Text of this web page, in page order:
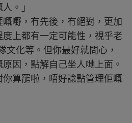
。」
嘢，冇先後，冇絕對，更加
上都有一定可能性，視乎老
文化等。但你最好就問心，
因，點解自己坐人哋上面。
算罷啦，唔好諗點管理佢嘅